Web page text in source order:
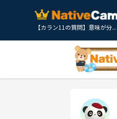
【カラン11の質問】意味が分...